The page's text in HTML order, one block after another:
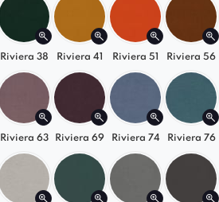
Riviera 38 Riviera 41 Riviera 51 Riviera 56
Riviera 63 Riviera 69 Riviera 74 Riviera 76